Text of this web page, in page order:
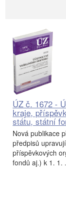
ÚZ č. 1672 -
kraje,
státu, státní
Nová publikace
předpisů
příspěvkových
fondů aj.) k 1. 1.